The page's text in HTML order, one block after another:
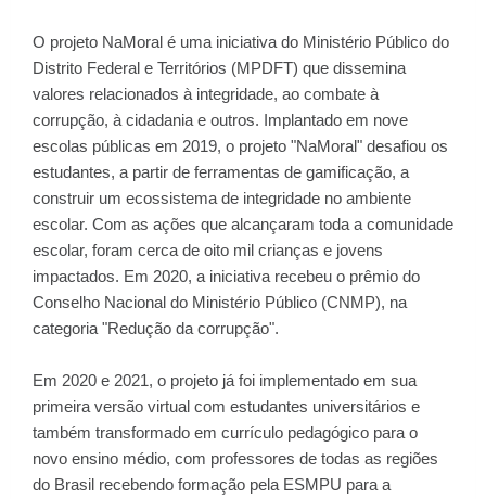
O projeto NaMoral é uma iniciativa do Ministério Público do
Distrito Federal e Territórios (MPDFT) que dissemina
valores relacionados à integridade, ao combate à
corrupção, à cidadania e outros. Implantado em nove
escolas públicas em 2019, o projeto "NaMoral" desafiou os
estudantes, a partir de ferramentas de gamificação, a
construir um ecossistema de integridade no ambiente
escolar. Com as ações que alcançaram toda a comunidade
escolar, foram cerca de oito mil crianças e jovens
impactados. Em 2020, a iniciativa recebeu o prêmio do
Conselho Nacional do Ministério Público (CNMP), na
categoria "Redução da corrupção".
Em 2020 e 2021, o projeto já foi implementado em sua
primeira versão virtual com estudantes universitários e
também transformado em currículo pedagógico para o
novo ensino médio, com professores de todas as regiões
do Brasil recebendo formação pela ESMPU para a